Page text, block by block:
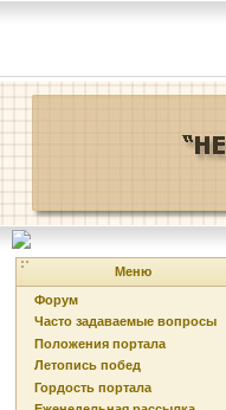
Меню
Форум
Часто задаваемые вопросы
Положения портала
Летопись побед
Гордость портала